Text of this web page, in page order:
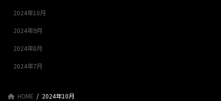
2024年10月
2024年9月
2024年8月
2024年7月
HOME 2024年10月